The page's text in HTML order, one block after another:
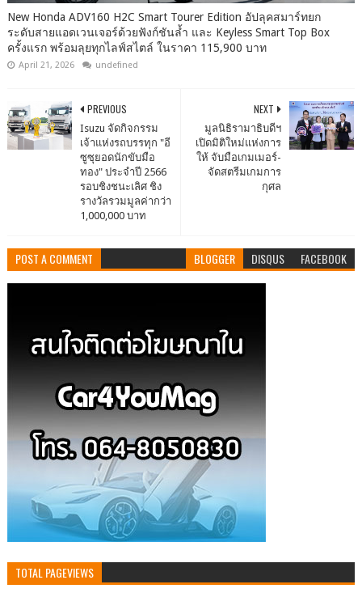
New Honda ADV160 H2C Smart Tourer Edition อัปลุคสมาร์ทยก
ระดับสายแอดเวนเจอร์ด้วยฟังก์ชันล้ำ และ Keyless Smart Top Box
ครั้งแรก พร้อมลุยทุกไลฟ์สไตล์ ในราคา 115,900 บาท
April 21, 2026 undefined
NEXT
มูลนิธิรามาธิบดีฯ
เปิดมิติใหม่แห่งการ
ให้ จับมือเกมเมอร์-
จัดสตรีมเกมการ
กุศล
PREVIOUS
Isuzu จัดกิจกรรม
เจ้าแห่งรถบรรทุก "อี
ซูซุยอดนักขับมือ
ทอง" ประจำปี 2566
รอบชิงชนะเลิศ ชิง
รางวัลรวมมูลค่ากว่า
1,000,000 บาท
POST A COMMENT BLOGGER DISQUS FACEBOOK
TOTAL PAGEVIEWS